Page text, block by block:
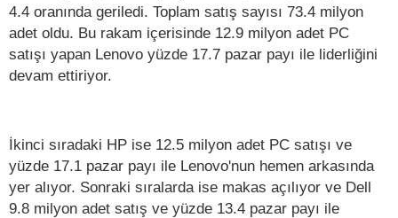
4.4 oranında geriledi. Toplam satış sayısı 73.4 milyon
adet oldu. Bu rakam içerisinde 12.9 milyon adet PC
satışı yapan Lenovo yüzde 17.7 pazar payı ile liderliğini
devam ettiriyor.
İkinci sıradaki HP ise 12.5 milyon adet PC satışı ve
yüzde 17.1 pazar payı ile Lenovo'nun hemen arkasında
yer alıyor. Sonraki sıralarda ise makas açılıyor ve Dell
9.8 milyon adet satış ve yüzde 13.4 pazar payı ile